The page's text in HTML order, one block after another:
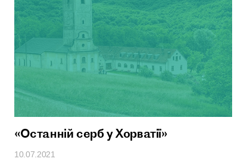
«Останній серб у Хорватії»
10.07.2021